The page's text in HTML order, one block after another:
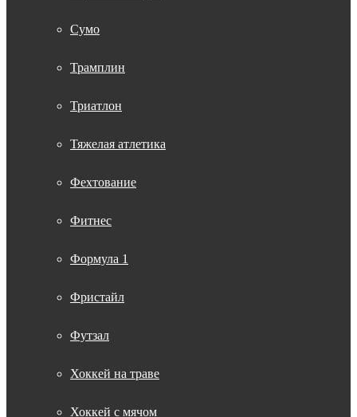
Сумо
Трамплин
Триатлон
Тяжелая атлетика
Фехтование
Фитнес
Формула 1
Фристайл
Футзал
Хоккей на траве
Хоккей с мячом